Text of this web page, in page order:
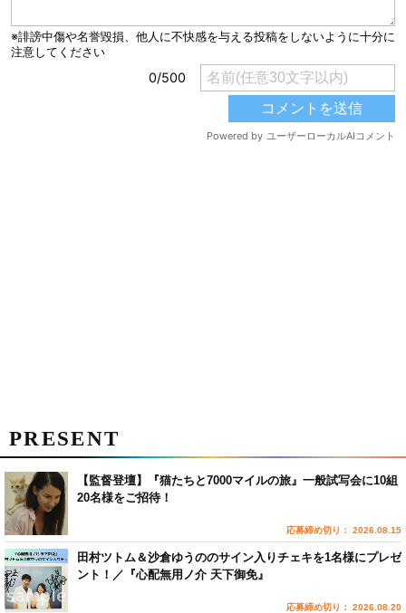
PRESENT
【監督登壇】『猫たちと7000マイルの旅』一般試写会に10組
20名様をご招待！
応募締め切り： 2026.08.15
田村ツトム＆沙倉ゆうののサイン入りチェキを1名様にプレゼ
ント！／『心配無用ノ介 天下御免』
応募締め切り： 2026.08.20